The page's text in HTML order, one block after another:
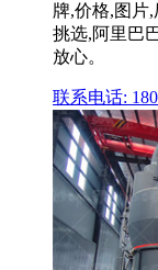
牌,价格,图片
挑选,阿里巴
放心。
联系电话: 180